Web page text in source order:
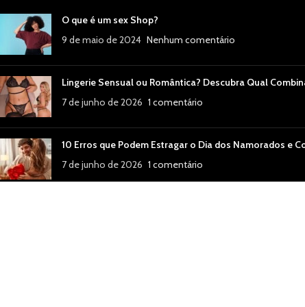
O que é um sex Shop?
9 de maio de 2024 Nenhum comentário
Lingerie Sensual ou Romântica? Descubra Qual
7 de junho de 2026 1 comentário
10 Erros que Podem Estragar o Dia dos Namorados e
7 de junho de 2026 1 comentário